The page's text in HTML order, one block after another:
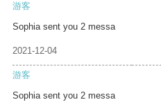
游客
Sophia sent you 2 messa
2021-12-04
游客
Sophia sent you 2 messa